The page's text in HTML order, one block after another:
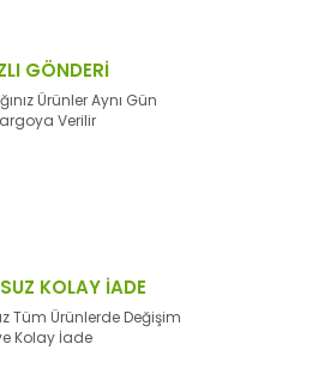
GÖNDERİ
Ürünler Aynı Gün
Verilir
KOLAY İADE
Tüm Ürünlerde Değişim
Kolay İade